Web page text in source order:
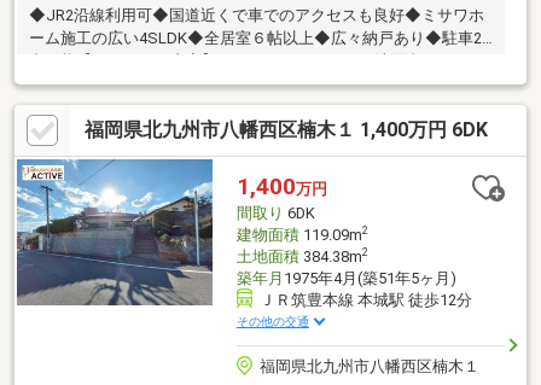
◆JR2沿線利用可◆国道近くで車でのアクセスも良好◆ミサワホ
ーム施工の広い4SLDK◆全居室６帖以上◆広々納戸あり◆駐車2
レ・ＴＶモニタ付インターホン交換、畳表替、襖・障子・網戸張
替、クロス・ＣＦシート貼替、フロア―タイル貼り、ハウスクリ
ーニング等福岡県北九州市八幡西区楠木１ 1,400万円 6DK
1,400万円
間取り 6DK
建物面積119.09m2
土地面積384.38m2
築年月 1975年4月(築51年5ヶ月)
ＪＲ筑豊本線 本城駅 徒歩12分
その他の交通
福岡県北九州市八幡西区楠木１